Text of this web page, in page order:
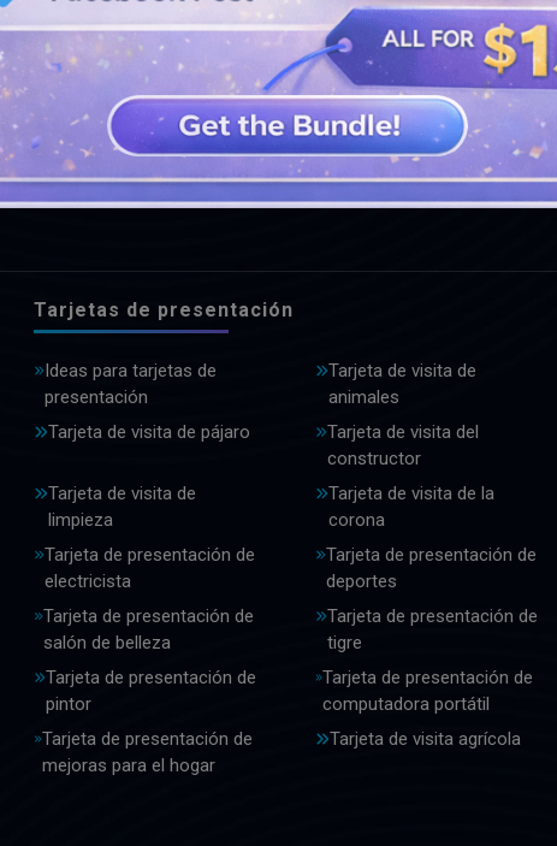
VER MÁS DISEÑOS
Tarjetas de presentación
Ideas para tarjetas de
presentación
Tarjeta de visita de
animales
Tarjeta de visita de pájaro
Tarjeta de visita del
constructor
Tarjeta de visita de
limpieza
Tarjeta de visita de la
corona
Tarjeta de presentación de
electricista
Tarjeta de presentación de
deportes
Tarjeta de presentación de
salón de belleza
Tarjeta de presentación de
tigre
Tarjeta de presentación de
pintor
Tarjeta de presentación de
computadora portátil
Tarjeta de presentación de
mejoras para el hogar
Tarjeta de visita agrícola